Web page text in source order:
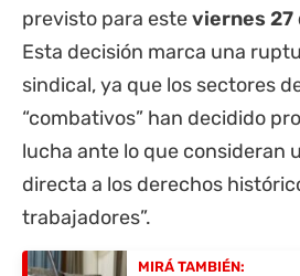
previsto para esteviernes 27
Esta decisión marca una
sindical, ya que los sectores
“combativos” han decidido
lucha ante lo que consideran
directa a los derechos
trabajadores”.
MIRÁ TAMBIÉN: